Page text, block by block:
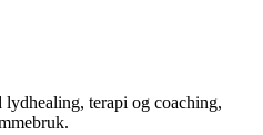
terapi og coaching,